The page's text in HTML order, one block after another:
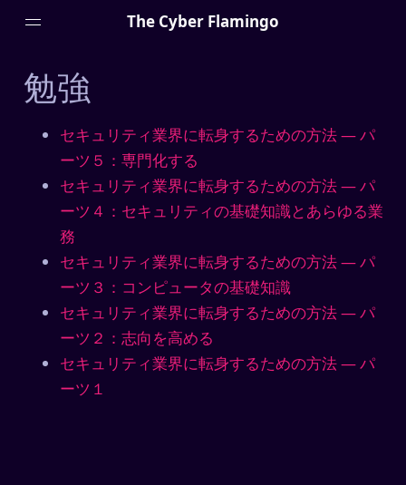
The Cyber Flamingo
Menu
詳しいプロフィール
外付け脳 (Zettel)
プライバシーポリシー
Projects
勉強
セキュリティ業界に転身するための方法 — パ
ーツ５：専門化する
セキュリティ業界に転身するための方法 — パ
ーツ４：セキュリティの基礎知識とあらゆる業
務
セキュリティ業界に転身するための方法 — パ
ーツ３：コンピュータの基礎知識
セキュリティ業界に転身するための方法 — パ
ーツ２：志向を高める
セキュリティ業界に転身するための方法 — パ
ーツ１